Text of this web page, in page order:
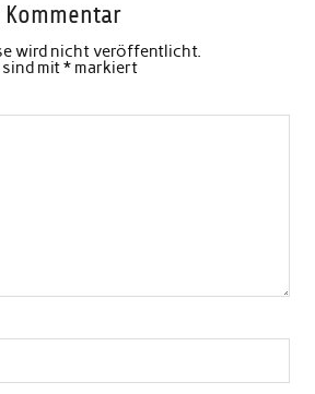
wird nicht veröffentlicht.
mit*markiert